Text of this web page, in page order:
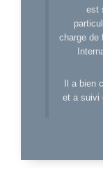
est
charge de
Il a bien
et a suivi